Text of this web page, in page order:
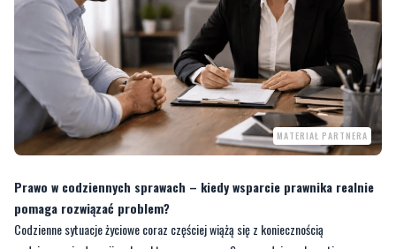
MATERIAŁ PARTNERA
Prawo w codziennych sprawach – kiedy wsparcie prawnika realnie
pomaga rozwiązać problem?
Codzienne sytuacje życiowe coraz częściej wiążą się z koniecznością